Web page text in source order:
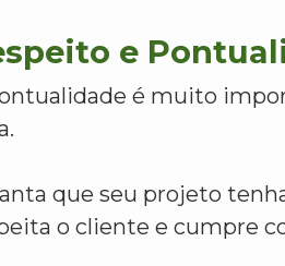
e
é muito
que seu projeto
o cliente e cumpre